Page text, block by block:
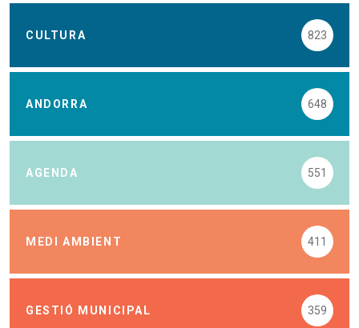
CULTURA 823
ANDORRA 648
AGENDA 551
MEDI AMBIENT 411
GESTIÓ MUNICIPAL 359